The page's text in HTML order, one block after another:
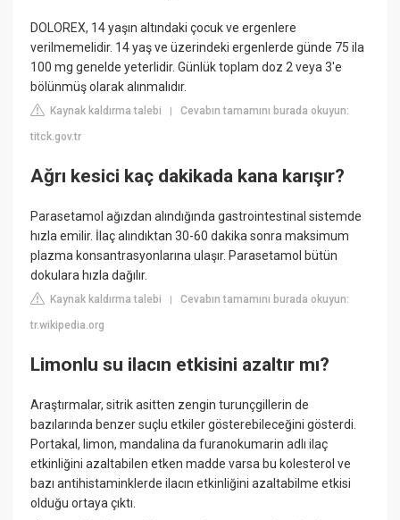
DOLOREX, 14 yaşın altındaki çocuk ve ergenlere
verilmemelidir. 14 yaş ve üzerindeki ergenlerde günde 75 ila
100 mg genelde yeterlidir. Günlük toplam doz 2 veya 3'e
bölünmüş olarak alınmalıdır.
Kaynak kaldırma talebi |Cevabın tamamını burada okuyun:
titck.gov.tr
Ağrı kesici kaç dakikada kana karışır?
Parasetamol ağızdan alındığında gastrointestinal sistemde
hızla emilir. İlaç alındıktan 30-60 dakika sonra maksimum
plazma konsantrasyonlarına ulaşır. Parasetamol bütün
dokulara hızla dağılır.
Kaynak kaldırma talebi |Cevabın tamamını burada okuyun:
tr.wikipedia.org
Limonlu su ilacın etkisini azaltır mı?
Araştırmalar, sitrik asitten zengin turunçgillerin de
bazılarında benzer suçlu etkiler gösterebileceğini gösterdi.
Portakal, limon, mandalina da furanokumarin adlı ilaç
etkinliğini azaltabilen etken madde varsa bu kolesterol ve
bazı antihistaminklerde ilacın etkinliğini azaltabilme etkisi
olduğu ortaya çıktı.